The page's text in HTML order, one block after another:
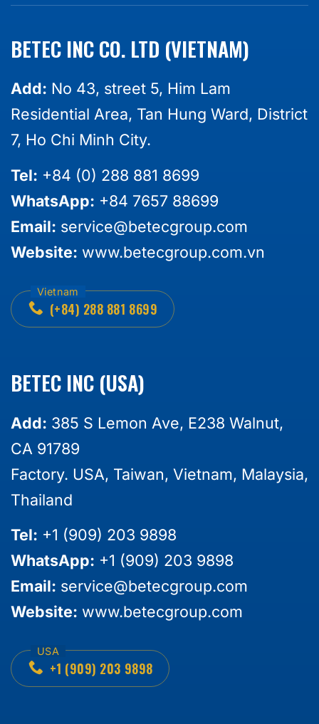
BETEC INC CO. LTD (VIETNAM)
Add: No 43, street 5, Him Lam
Residential Area, Tan Hung Ward, District
7, Ho Chi Minh City.
Tel: +84 (0) 288 881 8699
WhatsApp: +84 7657 88699
Email: service@betecgroup.com
Website: www.betecgroup.com.vn
(+84) 288 881 8699
BETEC INC (USA)
Add: 385 S Lemon Ave, E238 Walnut,
CA 91789
Factory. USA, Taiwan, Vietnam, Malaysia,
Thailand
Tel: +1 (909) 203 9898
WhatsApp: +1 (909) 203 9898
Email: service@betecgroup.com
Website: www.betecgroup.com
+1 (909) 203 9898